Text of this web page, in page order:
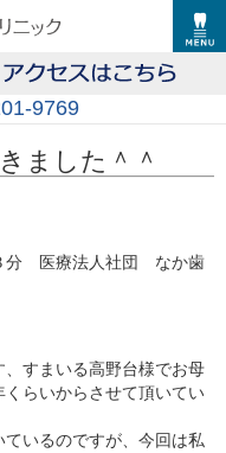
9769
ました＾＾
分 医療法人社団 なか歯
すまいる高野台様でお母
らいからさせて頂いてい
いるのですが、今回は私